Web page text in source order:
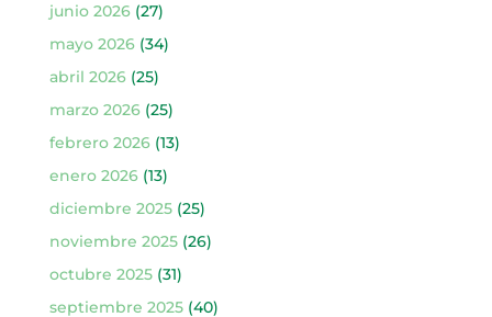
junio 2026(27)
mayo 2026(34)
abril 2026(25)
marzo 2026(25)
febrero 2026(13)
enero 2026(13)
diciembre 2025(25)
noviembre 2025(26)
octubre 2025(31)
septiembre 2025(40)